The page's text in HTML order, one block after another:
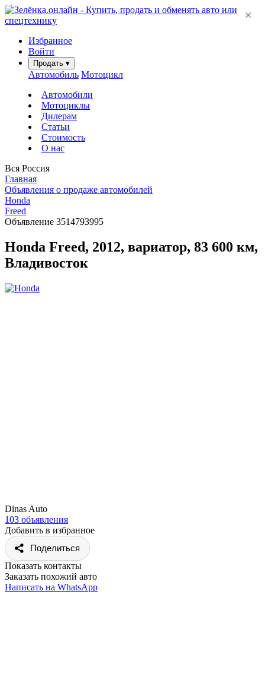
Избранное
Войти
Продать ▾
Автомобиль Мотоцикл
Автомобили
Мотоциклы
Дилерам
Статьи
Стоимость
О нас
Вся Россия
Главная
Объявления о продаже автомобилей
Honda
Freed
Объявление 3514793995
Honda Freed, 2012, вариатор, 83 600 км,
Владивосток
Dinas Auto
103 объявления
Добавить в избранное
Поделиться
Показать контакты
Заказать похожий авто
Написать на WhatsApp
×